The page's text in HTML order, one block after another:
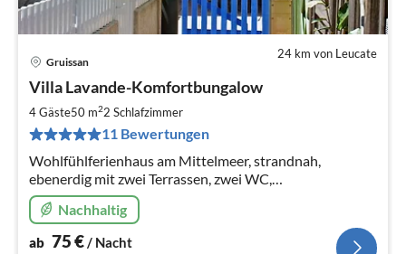
24 km von Leucate
Gruissan
Villa Lavande-Komfortbungalow
4 Gäste50 m22 Schlafzimmer
11 Bewertungen
Wohlfühlferienhaus am Mittelmeer, strandnah,
ebenerdig mit zwei Terrassen, zwei WC,
Gemeinschaftspool, WLAN, Hunde erwünscht!
Nachhaltig
ab 75€/ Nacht